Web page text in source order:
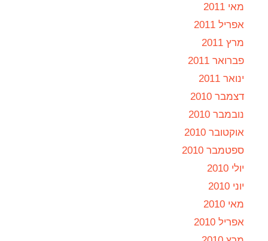
מאי 2011
אפריל 2011
מרץ 2011
פברואר 2011
ינואר 2011
דצמבר 2010
נובמבר 2010
אוקטובר 2010
ספטמבר 2010
יולי 2010
יוני 2010
מאי 2010
אפריל 2010